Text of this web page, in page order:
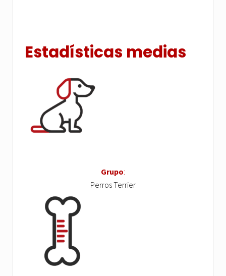
Estadísticas medias
Grupo:
Perros Terrier